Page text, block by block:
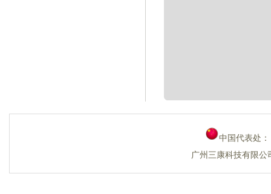
中国代表处
广州三康科技有限公